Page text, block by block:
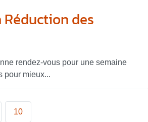
des
rendez-vous pour une semaine
pour mieux...
10